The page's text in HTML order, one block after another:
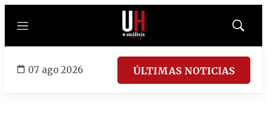
Menú
Mostrar
07 ago 2026 ÚLTIMAS NOTICIAS